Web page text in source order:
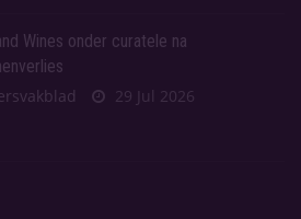
Wines onder curatele na
29 Jul 2026